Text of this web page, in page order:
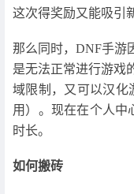
这次得奖励又能吸引
那么同时，DNF手游
是无法正常进行游戏
域限制，又可以汉化
用）。现在在个人中
时长。
如何搬砖